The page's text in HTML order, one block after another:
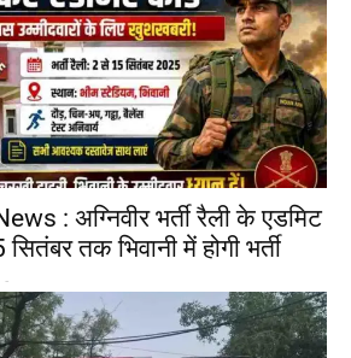
: अग्निवीर भर्ती रैली के एडमिट
तक भिवानी में होगी भर्ती
-